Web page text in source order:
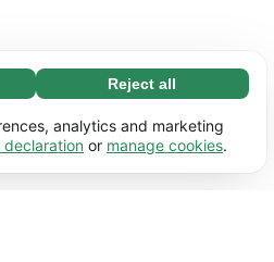
make our website
functions, e.g. page
Reject all
analytics and marketing
declaration or manage cookies.